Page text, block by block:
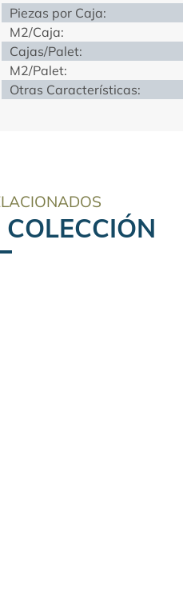
Piezas por Caja:
M2/Caja:
Cajas/Palet:
M2/Palet:
Otras Características: